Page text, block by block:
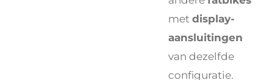
metdisplay-
aansluitingen
van dezelfde
configuratie.